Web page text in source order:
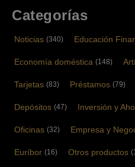
Categorías
Noticias (340) Educación
Economía doméstica (148)
Tarjetas (83) Préstamos (79)
Depósitos (47) Inversión y
Oficinas (32) Empresa y
Euríbor (16) Otros productos